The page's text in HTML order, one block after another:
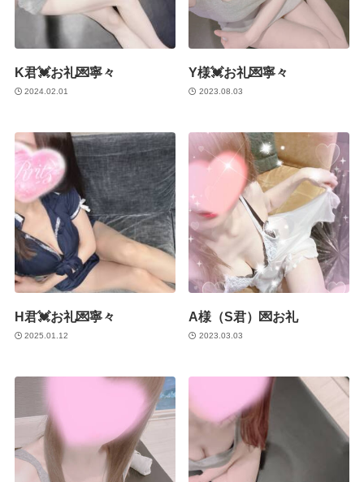
K君💓お礼💌寧々
2024.02.01
Y様💓お礼💌寧々
2023.08.03
H君💓お礼💌寧々
2025.01.12
A様（S君）💌お礼
2023.03.03